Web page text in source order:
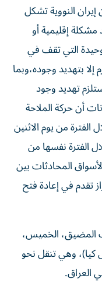
النووية تشكل
إقليمية أو
التي تقف في
بتهديد وجوده،وبما
تهديد وجود
أن حركة الملاحة
33 سفينة خلال الفترة من يوم الاثنين
مع 50 سفينة خلال الفترة نفسها من
المحادثات بين
‌تقدم في إعادة فتح
المضيق، الخميس،
‌كيا)، وهي تنقل نحو
العراق.